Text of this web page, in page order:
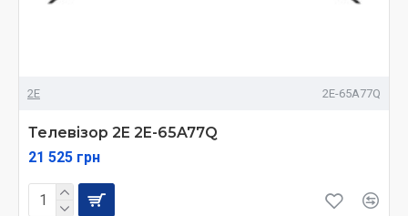
2E 2E-65A77Q
Телевізор 2E 2E-65A77Q
21 525 грн